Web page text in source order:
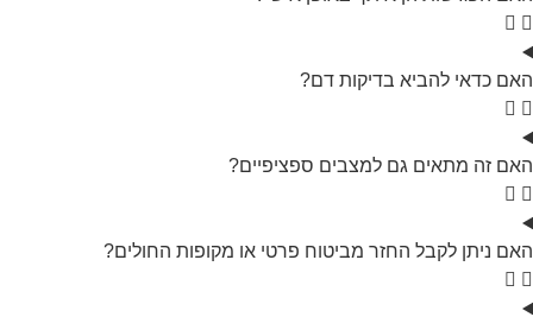
האם כדאי להביא בדיקות דם?
האם זה מתאים גם למצבים ספציפיים?
האם ניתן לקבל החזר מביטוח פרטי או מקופות החולים?